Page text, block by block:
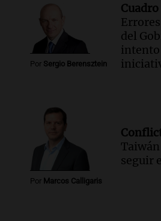
Por Sergio Berensztein
del
Por Marcos Calligaris
seguir